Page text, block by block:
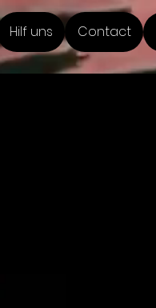
Hilf uns Contact